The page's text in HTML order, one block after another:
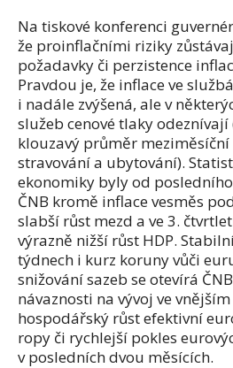
Na tiskové konferenci
že proinflačními riziky
požadavky či perzistence
Pravdou je, že inflace ve
i nadále zvýšená, ale v
služeb cenové tlaky
klouzavý průměr
stravování a ubytování).
ekonomiky byly od
ČNB kromě inflace vesměs
slabší růst mezd a ve 3.
výrazně nižší růst HDP.
týdnech i kurz koruny vůči
snižování sazeb se otevírá
návaznosti na vývoj ve
hospodářský růst efektivní
ropy či rychlejší pokles
v posledních dvou měsících.